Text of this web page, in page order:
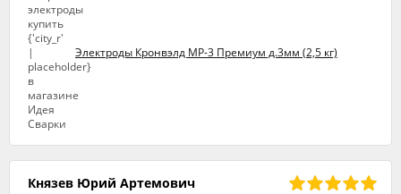
Электроды Кронвэлд МР-3 Премиум д.3мм (2,5 кг)
Князев Юрий Артемович